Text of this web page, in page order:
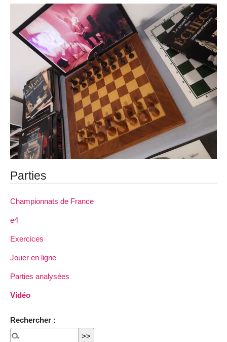
Parties
Championnats de France
e4
Exercices
Jouer en ligne
Parties analysées
Vidéo
Rechercher :